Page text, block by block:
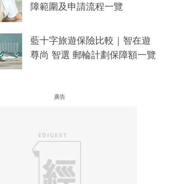
障範圍及申請流程一覽
藍十字旅遊保險比較｜智在遊
尊尚 智選 郵輪計劃保障額一覽
廣告